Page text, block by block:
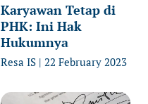
Karyawan Tetap di
PHK: Ini Hak
Hukumnya
Resa IS 22 February 2023